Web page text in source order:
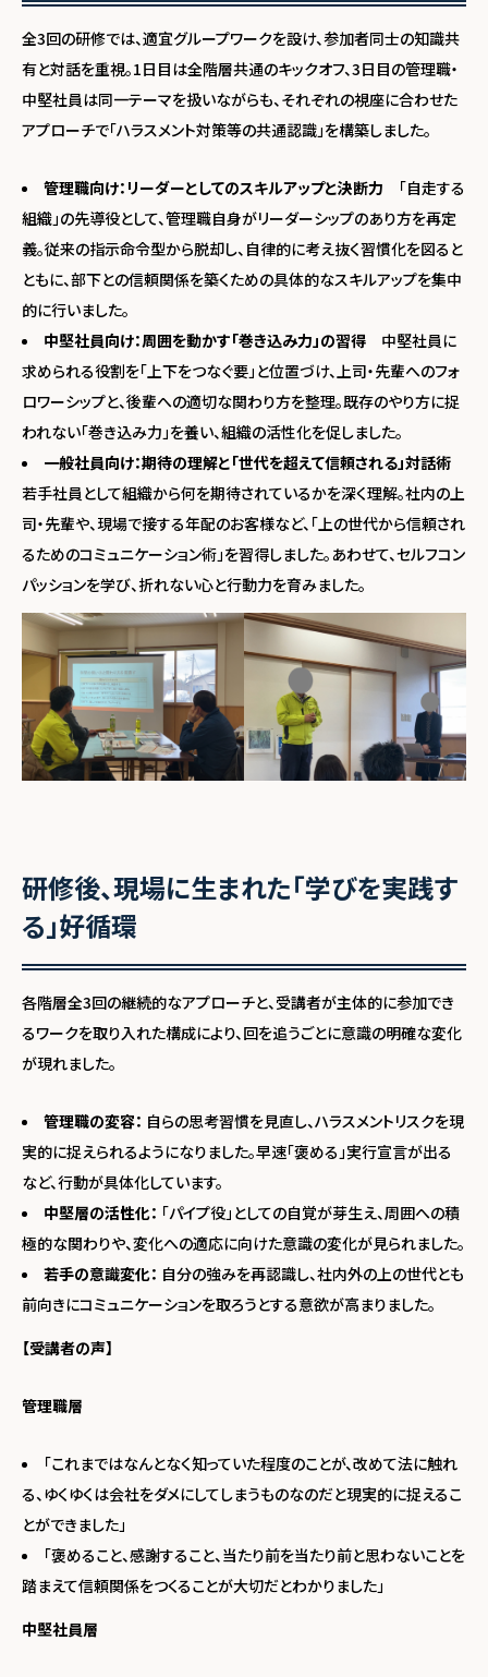
全3回の研修では、適宜グループワークを設け、参加者同士の知識共
有と対話を重視。1日目は全階層共通のキックオフ、3日目の管理職・
中堅社員は同一テーマを扱いながらも、それぞれの視座に合わせた
アプローチで「ハラスメント対策等の共通認識」を構築しました。
管理職向け：リーダーとしてのスキルアップと決断力 「自走する
組織」の先導役として、管理職自身がリーダーシップのあり方を再定
義。従来の指示命令型から脱却し、自律的に考え抜く習慣化を図ると
ともに、部下との信頼関係を築くための具体的なスキルアップを集中
的に行いました。
中堅社員向け：周囲を動かす「巻き込み力」の習得 中堅社員に
求められる役割を「上下をつなぐ要」と位置づけ、上司・先輩へのフォ
ロワーシップと、後輩への適切な関わり方を整理。既存のやり方に捉
われない「巻き込み力」を養い、組織の活性化を促しました。
一般社員向け：期待の理解と「世代を超えて信頼される」対話術
若手社員として組織から何を期待されているかを深く理解。社内の上
司・先輩や、現場で接する年配のお客様など、「上の世代から信頼され
るためのコミュニケーション術」を習得しました。あわせて、セルフコン
パッションを学び、折れない心と行動力を育みました。
研修後、現場に生まれた「学びを実践す
る」好循環
各階層全3回の継続的なアプローチと、受講者が主体的に参加でき
るワークを取り入れた構成により、回を追うごとに意識の明確な変化
が現れました。
管理職の変容： 自らの思考習慣を見直し、ハラスメントリスクを現
実的に捉えられるようになりました。早速「褒める」実行宣言が出る
など、行動が具体化しています。
中堅層の活性化： 「パイプ役」としての自覚が芽生え、周囲への積
極的な関わりや、変化への適応に向けた意識の変化が見られました。
若手の意識変化： 自分の強みを再認識し、社内外の上の世代とも
前向きにコミュニケーションを取ろうとする意欲が高まりました。
【受講者の声】
管理職層
「これまではなんとなく知っていた程度のことが、改めて法に触れ
る、ゆくゆくは会社をダメにしてしまうものなのだと現実的に捉えるこ
とができました」
「褒めること、感謝すること、当たり前を当たり前と思わないことを
踏まえて信頼関係をつくることが大切だとわかりました」
中堅社員層